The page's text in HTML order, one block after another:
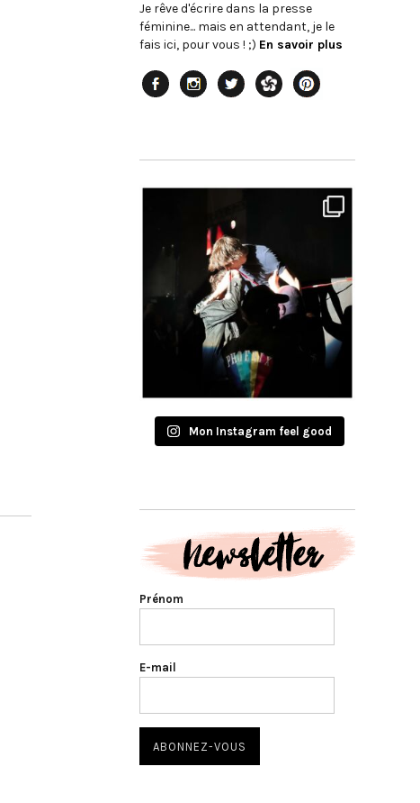
Je rêve d'écrire dans la presse
féminine... mais en attendant, je le
fais ici, pour vous ! ;) En savoir plus
Mon Instagram feel good
Prénom
E-mail